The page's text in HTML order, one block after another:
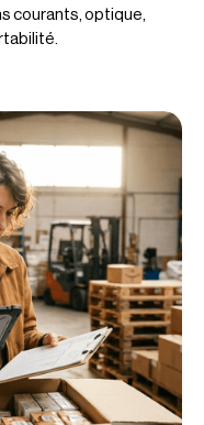
courants, optique,